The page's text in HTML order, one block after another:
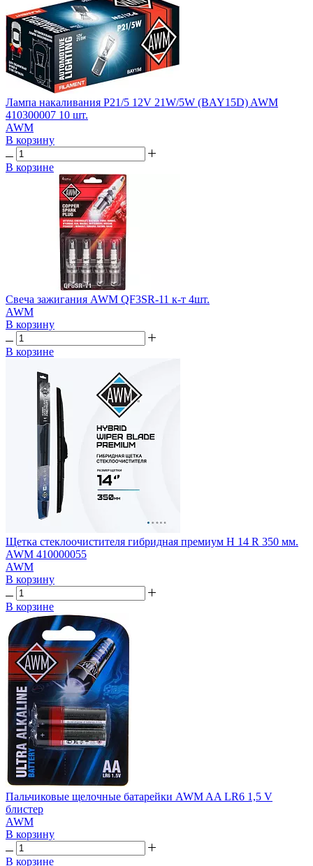
Лампа накаливания P21/5 12V 21W/5W (BAY15D) AWM
410300007 10 шт.
AWM
В корзину
В корзине
Свеча зажигания AWM QF3SR-11 к-т 4шт.
AWM
В корзину
В корзине
Щетка стеклоочистителя гибридная премиум H 14 R 350 мм.
AWM 410000055
AWM
В корзину
В корзине
Пальчиковые щелочные батарейки AWM AA LR6 1,5 V
блистер
AWM
В корзину
В корзине